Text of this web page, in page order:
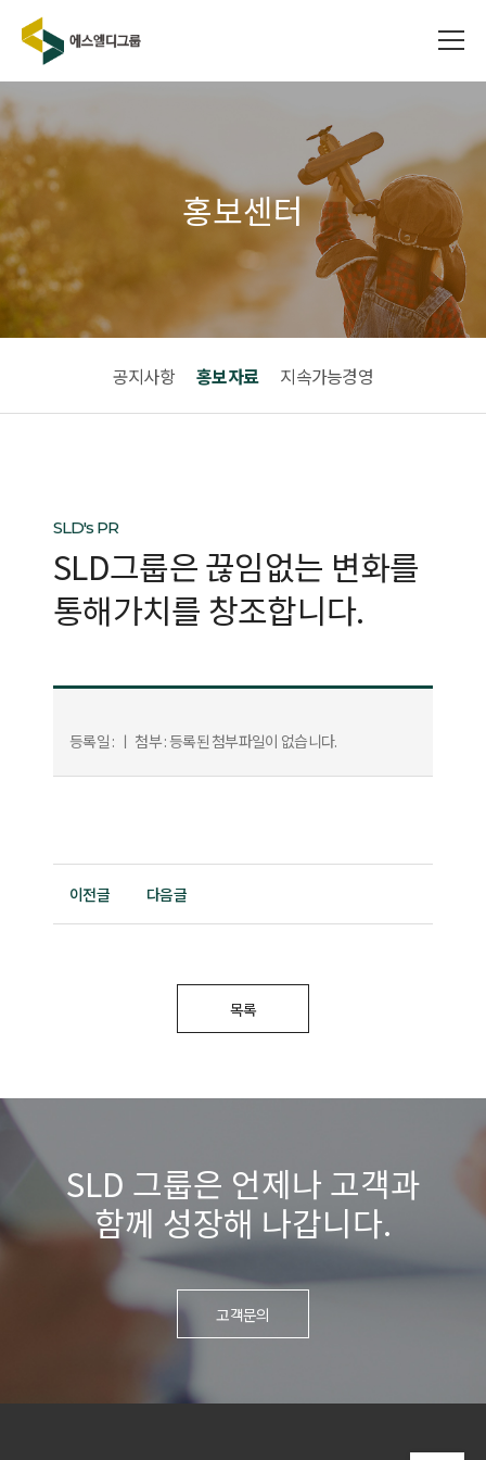
홍보센터
공지사항 홍보자료 지속가능경영
SLD's PR
SLD그룹은 끊임없는 변화를
통해가치를 창조합니다.
등록일 : ㅣ 첨부 : 등록된 첨부파일이 없습니다.
이전글 다음글
목록
SLD 그룹은 언제나 고객과
함께 성장해 나갑니다.
고객문의